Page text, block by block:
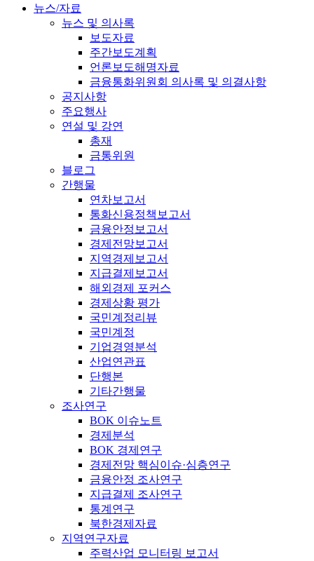
뉴스/자료
뉴스 및 의사록
보도자료
주간보도계획
언론보도해명자료
금융통화위원회 의사록 및 의결사항
공지사항
주요행사
연설 및 강연
총재
금통위원
블로그
간행물
연차보고서
통화신용정책보고서
금융안정보고서
경제전망보고서
지역경제보고서
지급결제보고서
해외경제 포커스
경제상황 평가
국민계정리뷰
국민계정
기업경영분석
산업연관표
단행본
기타간행물
조사연구
BOK 이슈노트
경제분석
BOK 경제연구
경제전망 핵심이슈·심층연구
금융안정 조사연구
지급결제 조사연구
통계연구
북한경제자료
지역연구자료
주력산업 모니터링 보고서